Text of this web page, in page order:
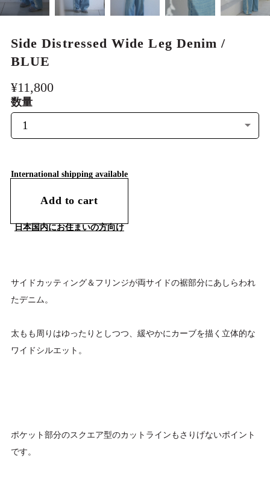
Side Distressed Wide Leg Denim /
BLUE
¥11,800
数量
International shipping available
Add to cart
日本国内にお住まいの方向け
サイドカッティング＆フリンジが両サイドの裾部分にあしらわれ
たデニム。
太もも周りはゆったりとしつつ、緩やかにカーブを描く立体的な
ワイドシルエット。
ポケット部分のスクエア型のカットラインもさりげないポイント
です。